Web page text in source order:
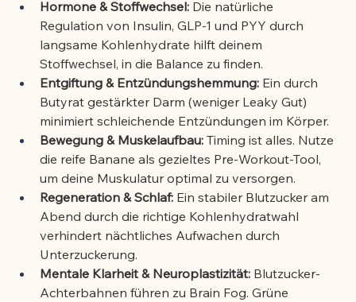
Hormone & Stoffwechsel: Die natürliche
Regulation von Insulin, GLP-1 und PYY durch
langsame Kohlenhydrate hilft deinem
Stoffwechsel, in die Balance zu finden.
Entgiftung & Entzündungshemmung: Ein durch
Butyrat gestärkter Darm (weniger Leaky Gut)
minimiert schleichende Entzündungen im Körper.
Bewegung & Muskelaufbau: Timing ist alles. Nutze
die reife Banane als gezieltes Pre-Workout-Tool,
um deine Muskulatur optimal zu versorgen.
Regeneration & Schlaf: Ein stabiler Blutzucker am
Abend durch die richtige Kohlenhydratwahl
verhindert nächtliches Aufwachen durch
Unterzuckerung.
Mentale Klarheit & Neuroplastizität: Blutzucker-
Achterbahnen führen zu Brain Fog. Grüne